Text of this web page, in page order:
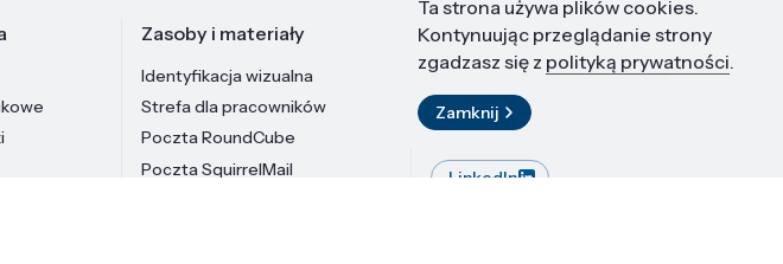
Zasoby i materiały
Identyfikacja wizualna
Strefa dla pracowników
Poczta RoundCube
Poczta SquirrelMail
Kontakt
Instytut Wysokich Ciśnień PAN
ul. Sokołowska 29/37
01-142 Warszawa
LinkedIn
Ta strona używa plików cookies.
Kontynuując przeglądanie strony
zgadzasz się z polityką prywatności.
Zamknij